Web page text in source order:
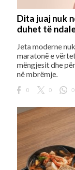
Dita juaj nuk
duhet të
Jeta moderne
maratonë e
mëngjesit dhe
në mbrëmje.
0 0 0